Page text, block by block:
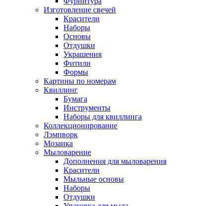
Изготовление свечей
Красители
Наборы
Основы
Отдушки
Украшения
Фитили
Формы
Картины по номерам
Квиллинг
Бумага
Инструменты
Наборы для квиллинга
Коллекционирование
Лэмпворк
Мозаика
Мыловарение
Дополнения для мыловарения
Красители
Мыльные основы
Наборы
Отдушки